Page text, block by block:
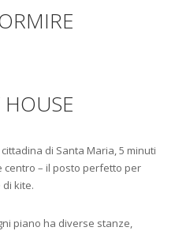
HOUSE
di Santa Maria, 5 minuti
– il posto perfetto per
kite.
piano ha diverse stanze,